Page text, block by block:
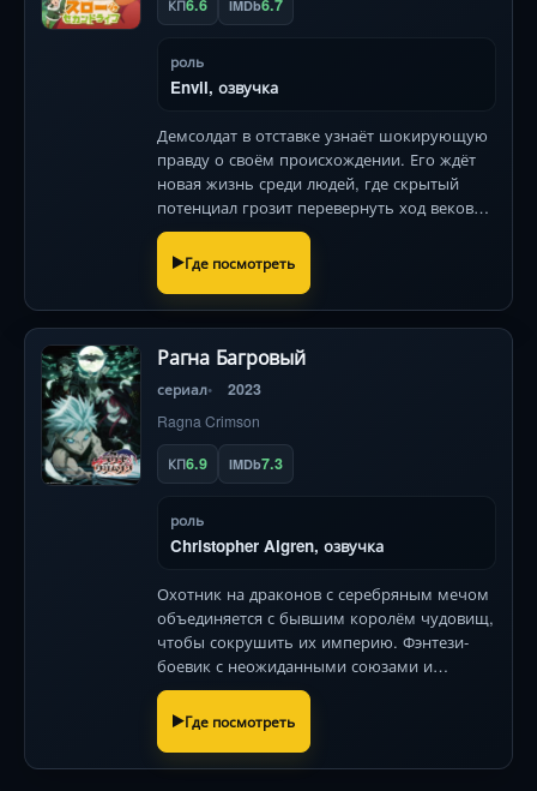
КП6.6 IMDb6.7
роль
Envil, озвучка
Демсолдат в отставке узнаёт шокирующую
правду о своём происхождении. Его ждёт
новая жизнь среди людей, где скрытый
потенциал грозит перевернуть ход вековой
войны — и его спокойный быт.
Где посмотреть
Рагна Багровый
сериал 2023
Ragna Crimson
КП6.9 IMDb7.3
роль
Christopher Algren, озвучка
Охотник на драконов с серебряным мечом
объединяется с бывшим королём чудовищ,
чтобы сокрушить их империю. Фэнтези-
боевик с неожиданными союзами и
эпическими битвами.
Где посмотреть